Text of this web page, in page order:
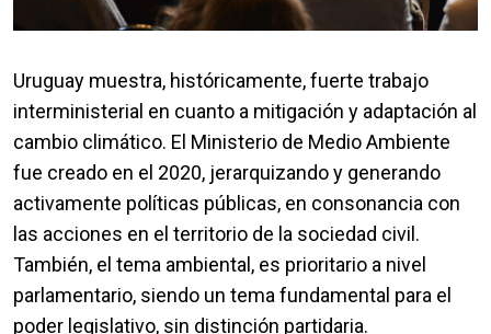
Uruguay muestra, históricamente, fuerte trabajo
interministerial en cuanto a mitigación y adaptación al
cambio climático. El Ministerio de Medio Ambiente
fue creado en el 2020, jerarquizando y generando
activamente políticas públicas, en consonancia con
las acciones en el territorio de la sociedad civil.
También, el tema ambiental, es prioritario a nivel
parlamentario, siendo un tema fundamental para el
poder legislativo, sin distinción partidaria.